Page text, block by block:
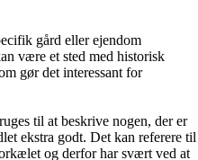
gård eller ejendom
være et sted med historisk
gør det interessant for
til at beskrive nogen, der er
ekstra godt. Det kan referere til
og derfor har svært ved at